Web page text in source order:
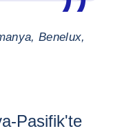
Benelux,
Pasifik'te